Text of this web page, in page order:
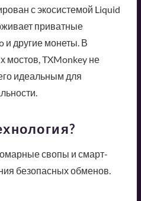
с экосистемой Liquid
приватные
и другие монеты. В
мостов, TXMonkey не
идеальным для
свопы и смарт-
безопасных обменов.